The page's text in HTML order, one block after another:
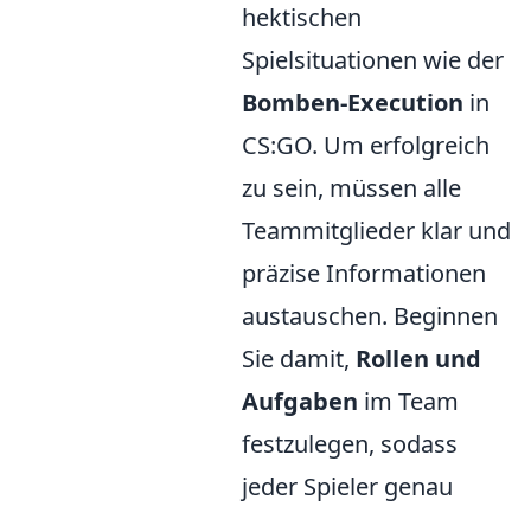
hektischen
Spielsituationen wie der
Bomben-Execution in
CS:GO. Um erfolgreich
zu sein, müssen alle
Teammitglieder klar und
präzise Informationen
austauschen. Beginnen
Sie damit, Rollen und
Aufgaben im Team
festzulegen, sodass
jeder Spieler genau